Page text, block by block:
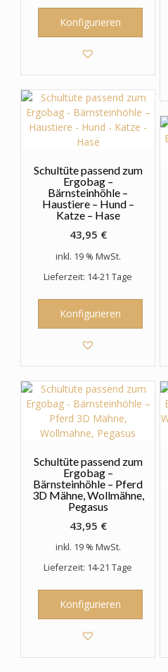
Konfigurieren
Schultüte passend zum
Ergobag –
Bärnsteinhöhle –
Haustiere – Hund –
Katze – Hase
43,95 €
inkl. 19 % MwSt.
Lieferzeit: 14-21 Tage
Konfigurieren
Schultüte passend zum
Ergobag –
Bärnsteinhöhle – Pferd
3D Mähne, Wollmähne,
Pegasus
43,95 €
inkl. 19 % MwSt.
Lieferzeit: 14-21 Tage
Konfigurieren